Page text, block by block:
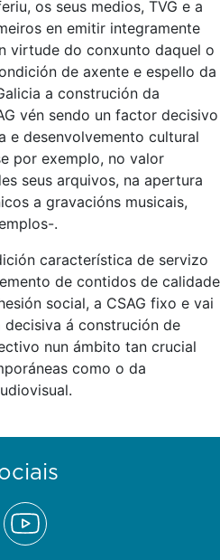
os seus medios, TVG e a
en emitir integramente
virtude do conxunto daquel o
de axente e espello da
a construción da
vén sendo un factor decisivo
e desenvolvemento cultural
por exemplo, no valor
seus arquivos, na apertura
a gravacións musicais,
.
característica de servizo
de contidos de calidade
social, a CSAG fixo e vai
decisiva á construción de
nun ámbito tan crucial
como o da